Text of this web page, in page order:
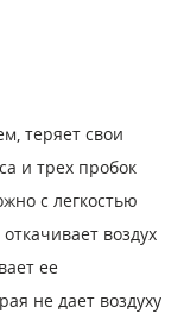
теряет свои
и трех пробок
с легкостью
воздух
ее
не дает воздуху